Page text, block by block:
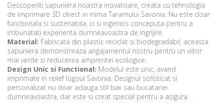
Descoperiti sapuniera noastra inovatoare, creata cu tehnologia
de imprimare 3D direct in inima Taramului Savonia. Nu este doar
functionala si sustenabila, ci si ingenios conceputa pentru a
imbunatati experienta dumneavoastra de ingrijire.
Material: Fabricata din plastic reciclat si biodegradabil, aceasta
sapuniera demonstreaza angajamentul nostru pentru un viitor
mai verde si reducerea amprentei ecologice.
Design Unic si Functional: Modelul este unic, avand
imprimate in relief logoul Savonia. Designul sofisticat si
personalizat nu doar adauga stil baii sau bucatariei
dumneavoastra, dar este si creat special pentru a asigura